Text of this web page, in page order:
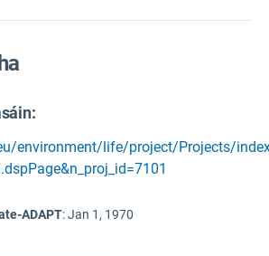
environment/life/project/Projects/
ADAPT:Jan 1, 1970